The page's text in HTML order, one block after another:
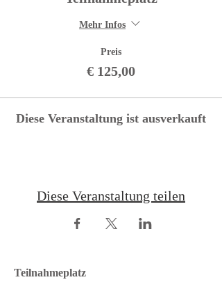
Mehr Infos
Preis
€ 125,00
Diese Veranstaltung ist ausverkauft
Diese Veranstaltung teilen
Teilnahmeplatz